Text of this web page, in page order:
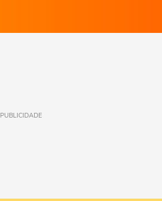
PUBLICIDADE